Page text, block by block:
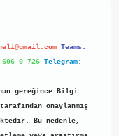
Teams:
606 0 726 Telegram:
gereğince Bilgi
onaylanmış
Bu nedenle,